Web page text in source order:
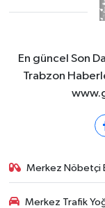
En güncel Son
Trabzon
Merkez Nöbetçi
Merkez Trafik